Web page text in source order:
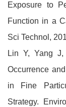
Exposure to
Function in a
Sci Technol,
Lin Y, Yang
Occurrence
in Fine
Strategy.